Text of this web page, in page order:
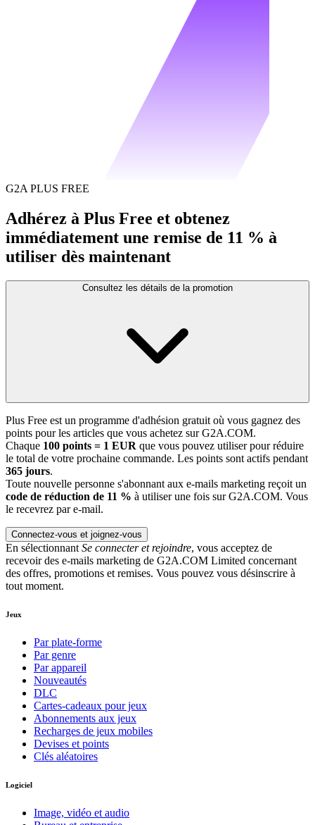
G2A PLUS FREE
Adhérez à Plus Free et obtenez
immédiatement une remise de 11 % à
utiliser dès maintenant
Consultez les détails de la promotion
Plus Free est un programme d'adhésion gratuit où vous gagnez des
points pour les articles que vous achetez sur G2A.COM.
Chaque 100 points = 1 EUR que vous pouvez utiliser pour réduire
le total de votre prochaine commande. Les points sont actifs pendant
365 jours.
Toute nouvelle personne s'abonnant aux e-mails marketing reçoit un
code de réduction de 11 % à utiliser une fois sur G2A.COM. Vous
le recevrez par e-mail.
Connectez-vous et joignez-vous
En sélectionnant Se connecter et rejoindre, vous acceptez de
recevoir des e-mails marketing de G2A.COM Limited concernant
des offres, promotions et remises. Vous pouvez vous désinscrire à
tout moment.
Jeux
Par plate-forme
Par genre
Par appareil
Nouveautés
DLC
Cartes-cadeaux pour jeux
Abonnements aux jeux
Recharges de jeux mobiles
Devises et points
Clés aléatoires
Logiciel
Image, vidéo et audio